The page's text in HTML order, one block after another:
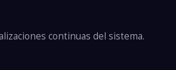
continuas del sistema.